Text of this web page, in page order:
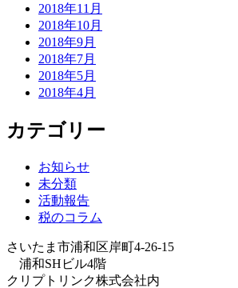
2018年11月
2018年10月
2018年9月
2018年7月
2018年5月
2018年4月
カテゴリー
お知らせ
未分類
活動報告
税のコラム
さいたま市浦和区岸町4-26-15
浦和SHビル4階
クリプトリンク株式会社内